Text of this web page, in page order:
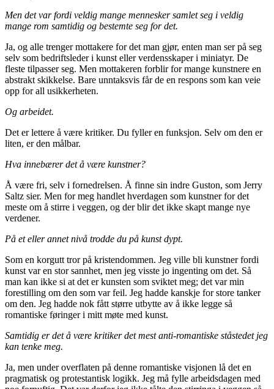
Men det var fordi veldig mange mennesker samlet seg i veldig
mange rom samtidig og bestemte seg for det.
Ja, og alle trenger mottakere for det man gjør, enten man ser på seg
selv som bedriftsleder i kunst eller verdensskaper i miniatyr. De
fleste tilpasser seg. Men mottakeren forblir for mange kunstnere en
abstrakt skikkelse. Bare unntaksvis får de en respons som kan veie
opp for all usikkerheten.
Og arbeidet.
Det er lettere å være kritiker. Du fyller en funksjon. Selv om den er
liten, er den målbar.
Hva innebærer det å være kunstner?
Å være fri, selv i fornedrelsen. Å finne sin indre Guston, som Jerry
Saltz sier. Men for meg handlet hverdagen som kunstner for det
meste om å stirre i veggen, og der blir det ikke skapt mange nye
verdener.
På et eller annet nivå trodde du på kunst dypt.
Som en korgutt tror på kristendommen. Jeg ville bli kunstner fordi
kunst var en stor sannhet, men jeg visste jo ingenting om det. Så
man kan ikke si at det er kunsten som sviktet meg; det var min
forestilling om den som var feil. Jeg hadde kanskje for store tanker
om den. Jeg hadde nok fått større utbytte av å ikke legge så
romantiske føringer i mitt møte med kunst.
Samtidig er det å være kritiker det mest anti-romantiske ståstedet jeg
kan tenke meg.
Ja, men under overflaten på denne romantiske visjonen lå det en
pragmatisk og protestantisk logikk. Jeg må fylle arbeidsdagen med